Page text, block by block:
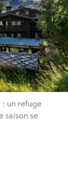
: un refuge
saison se